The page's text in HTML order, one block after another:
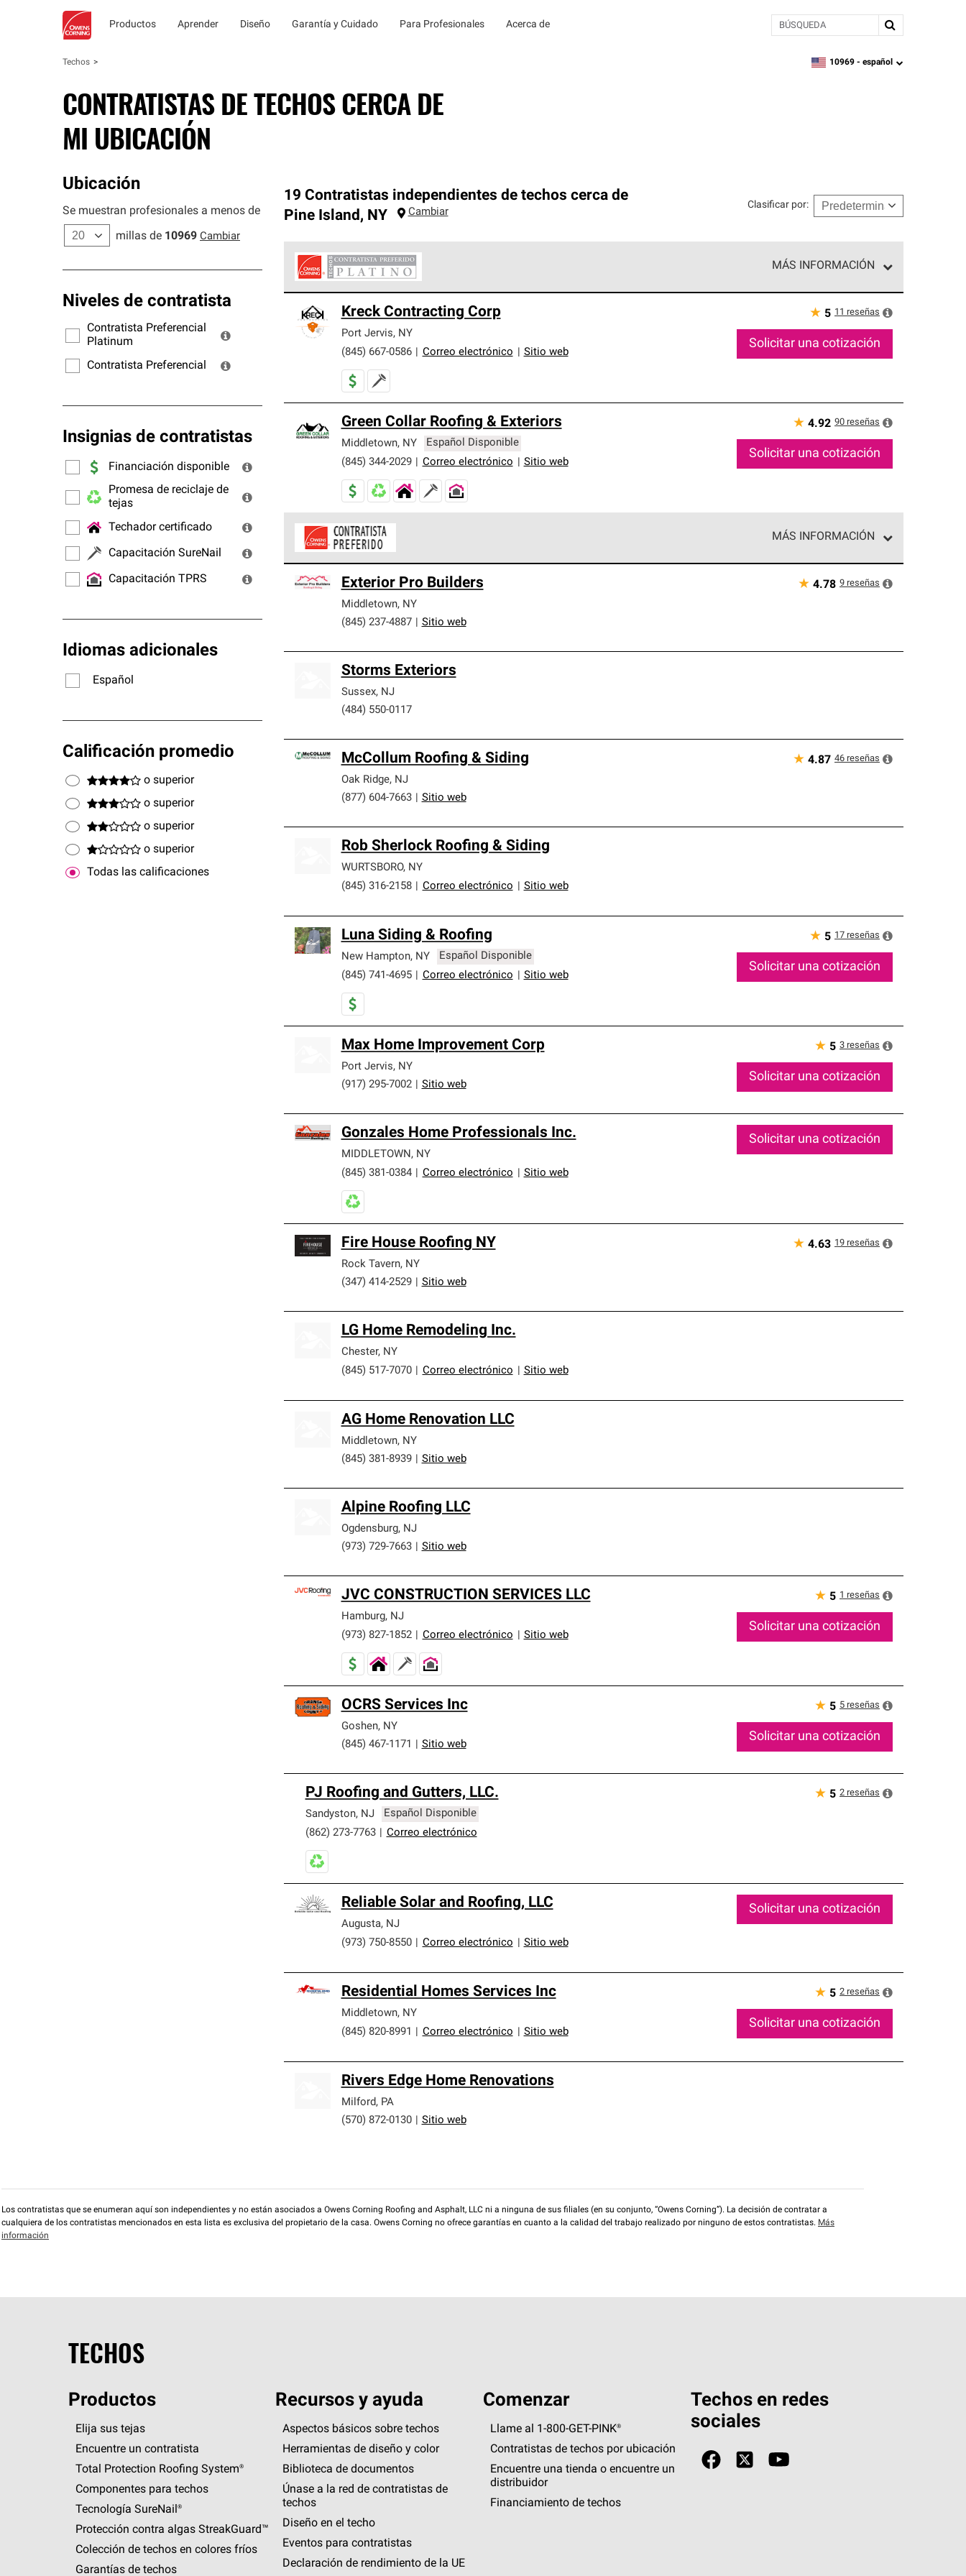
Productos Aprender Diseño Garantía y Cuidado Para Profesionales Acerca de BÚSQUEDA
Techos zipcode,language
10969 - español
CONTRATISTAS DE TECHOS CERCA DE
MI UBICACIÓN
Ubicación
Se muestran profesionales a menos de
millas de 10969 Cambiar
Niveles de contratista
Contratista Preferencial
Platinum
Contratista Preferencial
Insignias de contratistas
Financiación disponible
Promesa de reciclaje de
tejas
Techador certificado
Capacitación SureNail
Capacitación TPRS
Idiomas adicionales
Español
Calificación promedio
o superior
o superior
o superior
o superior
Todas las calificaciones
19 Contratistas independientes de techos cerca de
Pine Island , NY Cambiar
Clasificar por:
MÁS INFORMACIÓN
cumplen con estándares estrictos de profesionalismo, confiabilidad y destreza incomparable. Solo ellos pueden
ofrecer nuestra mejor garantía de sistemas de techos.
Kreck Contracting Corp
Port Jervis, NY
(845) 667-0586
Correo electrónico Sitio web
★ 5 11 reseñas
Solicitar una cotización
Green Collar Roofing & Exteriors
Middletown, NY
Español Disponible
(845) 344-2029
Correo electrónico Sitio web
★ 4.92 90 reseñas
Solicitar una cotización
MÁS INFORMACIÓN
cumplen con altos estándares y requisitos estrictos de profesionalismo y confiabilidad.
Exterior Pro Builders
Middletown, NY
(845) 237-4887
Sitio web
★ 4.78 9 reseñas
Storms Exteriors
Sussex, NJ
(484) 550-0117
McCollum Roofing & Siding
Oak Ridge, NJ
(877) 604-7663
Sitio web
★ 4.87 46 reseñas
Rob Sherlock Roofing & Siding
WURTSBORO, NY
(845) 316-2158
Correo electrónico Sitio web
Luna Siding & Roofing
New Hampton, NY
Español Disponible
(845) 741-4695
Correo electrónico Sitio web
★ 5 17 reseñas
Solicitar una cotización
Max Home Improvement Corp
Port Jervis, NY
(917) 295-7002
Sitio web
★ 5 3 reseñas
Solicitar una cotización
Gonzales Home Professionals Inc.
MIDDLETOWN , NY
(845) 381-0384
Correo electrónico Sitio web
Solicitar una cotización
Fire House Roofing NY
Rock Tavern, NY
(347) 414-2529
Sitio web
★ 4.63 19 reseñas
LG Home Remodeling Inc.
Chester, NY
(845) 517-7070
Correo electrónico Sitio web
AG Home Renovation LLC
Middletown, NY
(845) 381-8939
Sitio web
Alpine Roofing LLC
Ogdensburg, NJ
(973) 729-7663
Sitio web
JVC CONSTRUCTION SERVICES LLC
Hamburg, NJ
(973) 827-1852
Correo electrónico Sitio web
★ 5 1 reseñas
Solicitar una cotización
OCRS Services Inc
Goshen, NY
(845) 467-1171
Sitio web
★ 5 5 reseñas
Solicitar una cotización
PJ Roofing and Gutters, LLC.
Sandyston, NJ
Español Disponible
(862) 273-7763
Correo electrónico
★ 5 2 reseñas
Reliable Solar and Roofing, LLC
Augusta, NJ
(973) 750-8550
Correo electrónico Sitio web
Solicitar una cotización
Residential Homes Services Inc
Middletown, NY
(845) 820-8991
Correo electrónico Sitio web
★ 5 2 reseñas
Solicitar una cotización
Rivers Edge Home Renovations
Milford , PA
(570) 872-0130
Sitio web
Los contratistas que se enumeran aquí son independientes y no están asociados a Owens Corning Roofing and Asphalt, LLC ni a ninguna de sus filiales (en su conjunto, “Owens Corning”). La decisión de contratar a
cualquiera de los contratistas mencionados en esta lista es exclusiva del propietario de la casa. Owens Corning no ofrece garantías en cuanto a la calidad del trabajo realizado por ninguno de estos contratistas. Más
información
TECHOS
Productos
Elija sus tejas
Encuentre un contratista
Total Protection Roofing System®
Componentes para techos
Tecnología SureNail®
Protección contra algas StreakGuard™
Colección de techos en colores fríos
Garantías de techos
Recursos y ayuda
Aspectos básicos sobre techos
Herramientas de diseño y color
Biblioteca de documentos
Únase a la red de contratistas de
techos
Diseño en el techo
Eventos para contratistas
Declaración de rendimiento de la UE
Comenzar
Llame al 1-800-GET-PINK®
Contratistas de techos por ubicación
Encuentre una tienda o encuentre un
distribuidor
Financiamiento de techos
Techos en redes
sociales